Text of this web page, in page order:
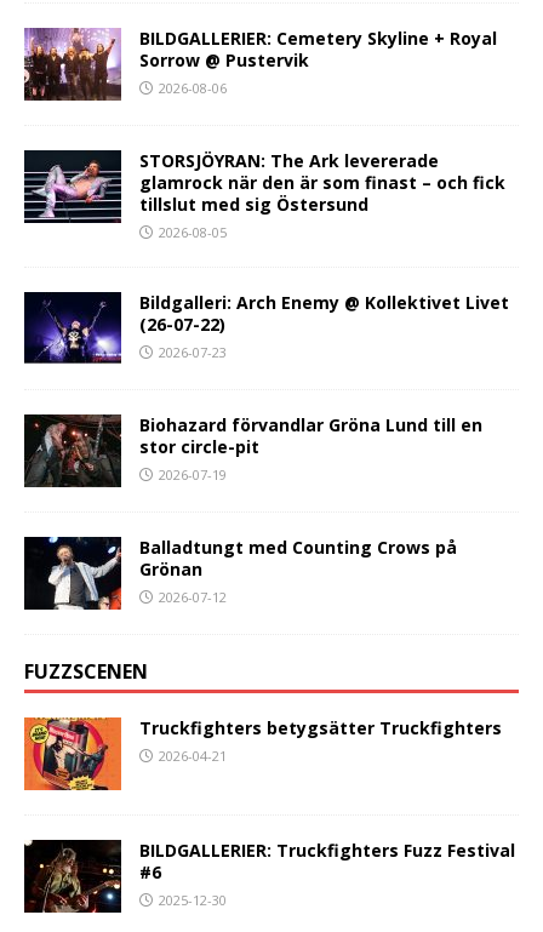
BILDGALLERIER: Cemetery Skyline + Royal
Sorrow @ Pustervik
2026-08-06
STORSJÖYRAN: The Ark levererade
glamrock när den är som finast – och fick
tillslut med sig Östersund
2026-08-05
Bildgalleri: Arch Enemy @ Kollektivet Livet
(26-07-22)
2026-07-23
Biohazard förvandlar Gröna Lund till en
stor circle-pit
2026-07-19
Balladtungt med Counting Crows på
Grönan
2026-07-12
FUZZSCENEN
Truckfighters betygsätter Truckfighters
2026-04-21
BILDGALLERIER: Truckfighters Fuzz Festival
#6
2025-12-30